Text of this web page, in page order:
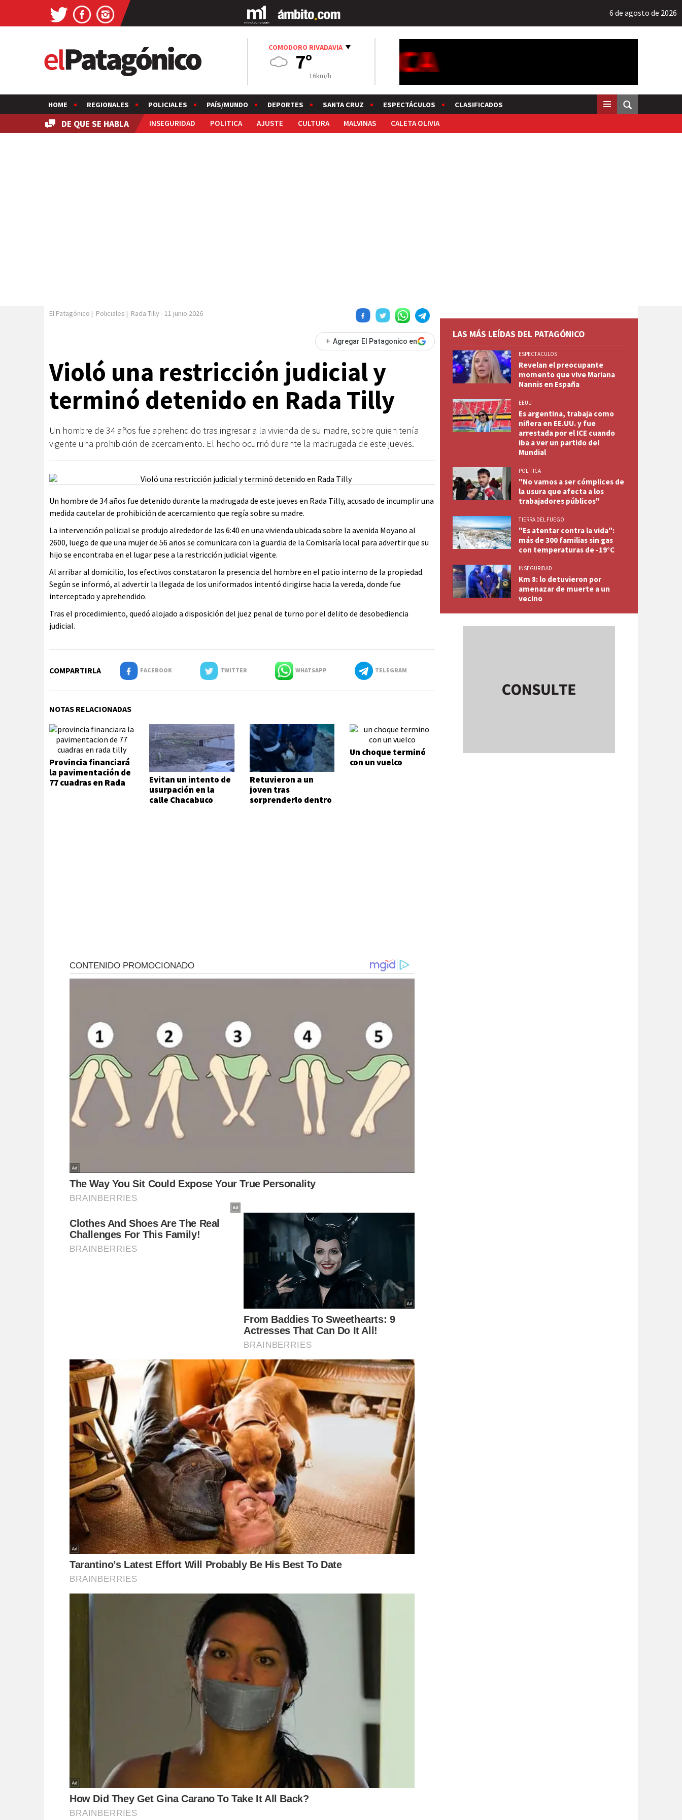
6 de agosto de 2026
COMODORO RIVADAVIA
7°
16km/h
HOME REGIONALES POLICIALES PAÍS/MUNDO DEPORTES SANTA CRUZ ESPECTÁCULOS CLASIFICADOS
DE QUE SE HABLA INSEGURIDAD POLITICA AJUSTE CULTURA MALVINAS CALETA OLIVIA
El Patagónico | Policiales | Rada Tilly - 11 junio 2026
+ Agregar El Patagonico en
Violó una restricción judicial y
terminó detenido en Rada Tilly
Un hombre de 34 años fue aprehendido tras ingresar a la vivienda de su madre, sobre quien tenía
vigente una prohibición de acercamiento. El hecho ocurrió durante la madrugada de este jueves.
Un hombre de 34 años fue detenido durante la madrugada de este jueves en Rada Tilly, acusado de incumplir una
medida cautelar de prohibición de acercamiento que regía sobre su madre.
La intervención policial se produjo alrededor de las 6:40 en una vivienda ubicada sobre la avenida Moyano al
2600, luego de que una mujer de 56 años se comunicara con la guardia de la Comisaría local para advertir que su
hijo se encontraba en el lugar pese a la restricción judicial vigente.
Al arribar al domicilio, los efectivos constataron la presencia del hombre en el patio interno de la propiedad.
Según se informó, al advertir la llegada de los uniformados intentó dirigirse hacia la vereda, donde fue
interceptado y aprehendido.
Tras el procedimiento, quedó alojado a disposición del juez penal de turno por el delito de desobediencia
judicial.
COMPARTIRLA FACEBOOK TWITTER WHATSAPP TELEGRAM
NOTAS RELACIONADAS
Provincia financiará
la pavimentación de
77 cuadras en Rada
Evitan un intento de
usurpación en la
calle Chacabuco
Retuvieron a un
joven tras
sorprenderlo dentro
Un choque terminó
con un vuelco
LAS MÁS LEÍDAS DEL PATAGÓNICO
ESPECTACULOS
Revelan el preocupante
momento que vive Mariana
Nannis en España
EEUU
Es argentina, trabaja como
niñera en EE.UU. y fue
arrestada por el ICE cuando
iba a ver un partido del
Mundial
POLITICA
"No vamos a ser cómplices de
la usura que afecta a los
trabajadores públicos"
TIERRA DEL FUEGO
"Es atentar contra la vida":
más de 300 familias sin gas
con temperaturas de -19°C
INSEGURIDAD
Km 8: lo detuvieron por
amenazar de muerte a un
vecino